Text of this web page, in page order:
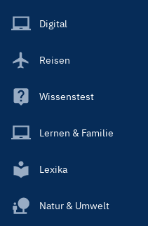
Main
Digital
Reisen
Wissenstest
Lernen & Familie
Lexika
Natur & Umwelt